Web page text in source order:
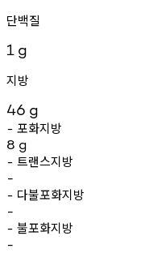
단백질
1 g
지방
46 g
- 포화지방
8 g
- 트랜스지방
-
- 다불포화지방
-
- 불포화지방
-